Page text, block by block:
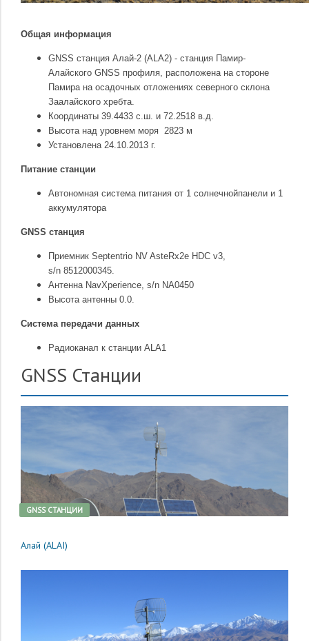
Общая информация
GNSS cтанция Алай-2 (ALA2) - станция Памир-
Алайского GNSS профиля, расположена на стороне
Памира на осадочных отложениях северного склона
Заалайского хребта.
Координаты 39.4433 с.ш. и 72.2518 в.д.
Высота над уровнем моря 2823 м
Установлена 24.10.2013 г.
Питание станции
Автономная система питания от 1 солнечнойпанели и 1
аккумулятора
GNSS станция
Приемник Septentrio NV AsteRx2e HDC v3,
s/n 8512000345.
Антенна NavXperience, s/n NA0450
Высота антенны 0.0.
Система передачи данных
Радиоканал к станции ALA1
GNSS Станции
GNSS CТАНЦИИ
Алай (ALAI)